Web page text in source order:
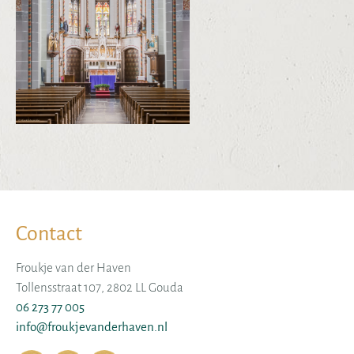
Contact
Froukje van der Haven
Tollensstraat 107, 2802 LL Gouda
06 273 77 005
info@froukjevanderhaven.nl